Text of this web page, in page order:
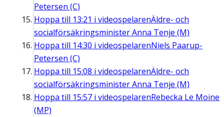
Petersen (C)
Hoppa till 13:21 i videospelarenÄldre- och
socialförsäkringsminister Anna Tenje (M)
Hoppa till 14:30 i videospelarenNiels Paarup-
Petersen (C)
Hoppa till 15:08 i videospelarenÄldre- och
socialförsäkringsminister Anna Tenje (M)
Hoppa till 15:57 i videospelarenRebecka Le Moine
(MP)